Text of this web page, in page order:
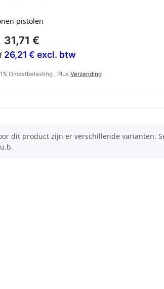
pistolen
31,71 €
26,21 € excl. btw
Omzetbelasting , Plus Verzending
dit product zijn er verschillende varianten.